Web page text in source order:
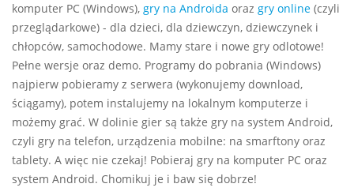
komputer PC (Windows), gry na Androida oraz gry online (czyli
przeglądarkowe) - dla dzieci, dla dziewczyn, dziewczynek i
chłopców, samochodowe. Mamy stare i nowe gry odlotowe!
Pełne wersje oraz demo. Programy do pobrania (Windows)
najpierw pobieramy z serwera (wykonujemy download,
ściągamy), potem instalujemy na lokalnym komputerze i
możemy grać. W dolinie gier są także gry na system Android,
czyli gry na telefon, urządzenia mobilne: na smarftony oraz
tablety. A więc nie czekaj! Pobieraj gry na komputer PC oraz
system Android. Chomikuj je i baw się dobrze!